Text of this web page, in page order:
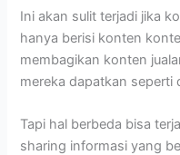
Ini akan sulit terjadi jika
hanya berisi konten
membagikan konten
mereka dapatkan seperti
Tapi hal berbeda bisa
sharing informasi yang